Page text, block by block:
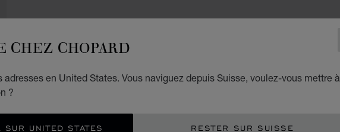
CHEZ CHOPARD
adresses en United States. Vous naviguez depuis Suisse, voulez-vous mettre à
?
UNITED STATES RESTER SUR SUISSE